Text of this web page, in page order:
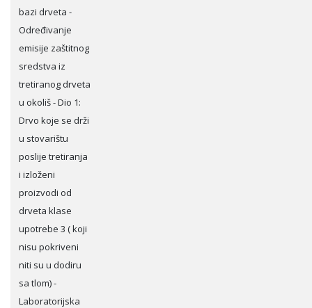
bazi drveta -
Određivanje
emisije zaštitnog
sredstva iz
tretiranog drveta
u okoliš - Dio 1:
Drvo koje se drži
u stovarištu
poslije tretiranja
i izloženi
proizvodi od
drveta klase
upotrebe 3 ( koji
nisu pokriveni
niti su u dodiru
sa tlom) -
Laboratorijska